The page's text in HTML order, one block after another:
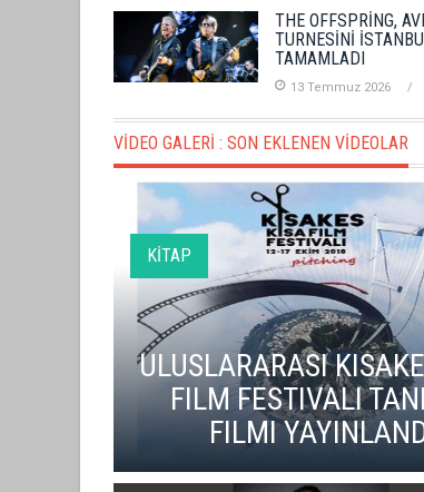
THE OFFSPRİNG,
TURNESİNİ
TAMAMLADI
13 Temmuz 2026
VİDEO GALERİ : SON EKLENEN VİDEOLAR
ULUSLARARASI
FILM FESTIVALI
FILMI
KİTAP